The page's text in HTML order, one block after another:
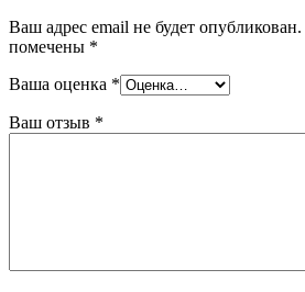
Ваш адрес email не будет опубликован.
помечены *
Ваша оценка *
Ваш отзыв *